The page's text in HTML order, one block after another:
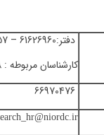
دفتر:61626960 – 61626957
كارشناسان مربوطه : 61626948 – 61626964